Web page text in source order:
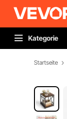
Kategorie
Startseite